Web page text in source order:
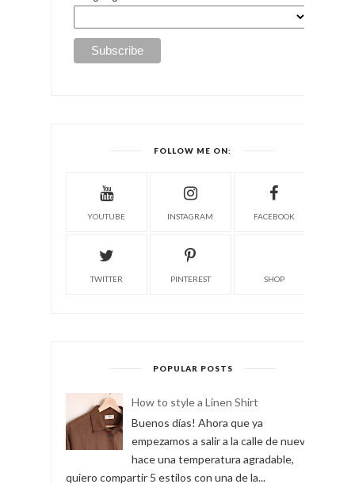
FOLLOW ME ON:
YOUTUBE INSTAGRAM FACEBOOK
TWITTER PINTEREST SHOP
POPULAR POSTS
How to style a Linen Shirt
Buenos días! Ahora que ya
empezamos a salir a la calle de nuevo y
hace una temperatura agradable,
quiero compartir 5 estilos con una de la...